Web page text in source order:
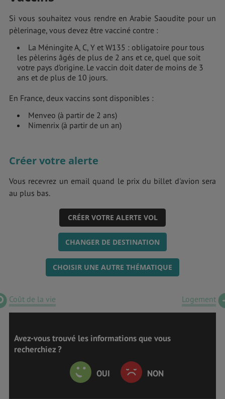
Si vous souhaitez vous rendre en Arabie Saoudite pour un
pèlerinage, vous devez être vacciné contre :
La Méningite A, C, Y et W135 : obligatoire pour tous
les pèlerins âgés de plus de 2 ans et ce, quel que soit
votre pays d’origine. Le vaccin doit dater de moins de 3
ans et de plus de 10 jours.
En France, deux vaccins sont disponibles :
Menveo (à partir de 2 ans)
Nimenrix (à partir de un an)
Créer votre alerte
Vous recevrez un email quand le prix du billet d'avion sera
au plus bas.
CRÉER VOTRE ALERTE VOL
CHANGER DE DESTINATION
CHOISIR UNE AUTRE THÉMATIQUE
Coût de la vie Logement
Avez-vous trouvé les informations que vous
recherchiez ?
OUI NON